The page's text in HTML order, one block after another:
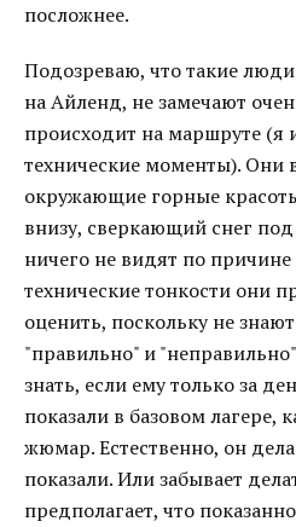
посложнее.
Подозреваю, что такие
на Айленд, не замечают
происходит на маршруте (я
технические моменты). Они
окружающие горные
внизу, сверкающий снег
ничего не видят по
технические тонкости они
оценить, поскольку не
"правильно" и
знать, если ему только за
показали в базовом лагере,
жюмар. Естественно, он
показали. Или забывает
предполагает, что